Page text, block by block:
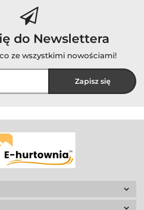
do Newslettera
ze wszystkimi nowościami!